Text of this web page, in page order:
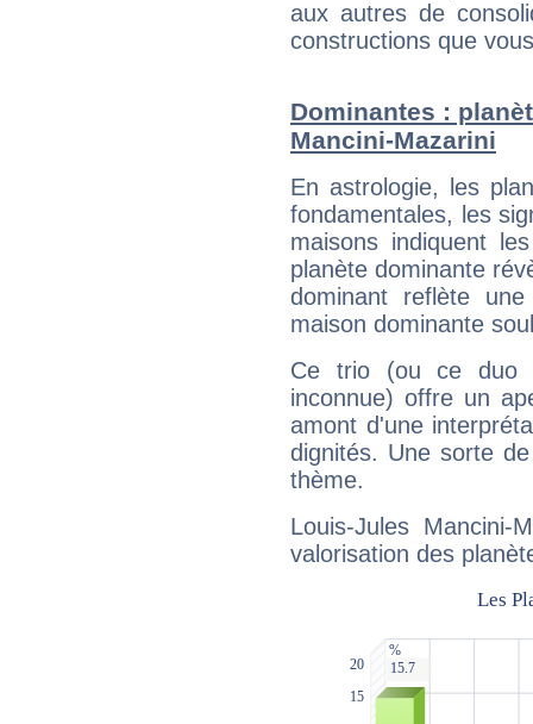
aux autres de
constructions que
Dominantes :
Mancini-Mazarini
En astrologie, les
fondamentales, les
maisons indiquent
planète dominante
dominant reflète
maison dominante
Ce trio (ou ce duo
inconnue) offre un
amont d'une
dignités. Une sorte
thème.
Louis-Jules Mancini-
valorisation des